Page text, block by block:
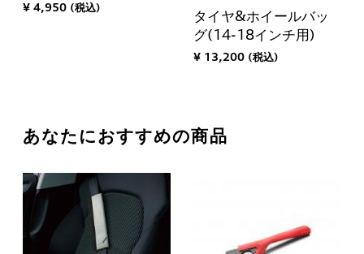
¥ 4,950 (税込)
タイヤ&ホイールバッ
グ(14-18インチ用)
¥ 13,200 (税込)
あなたにおすすめの商品